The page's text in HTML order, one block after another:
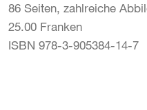
86 Seiten, zahlreiche
25.00 Franken
ISBN 978-3-905384-14-7